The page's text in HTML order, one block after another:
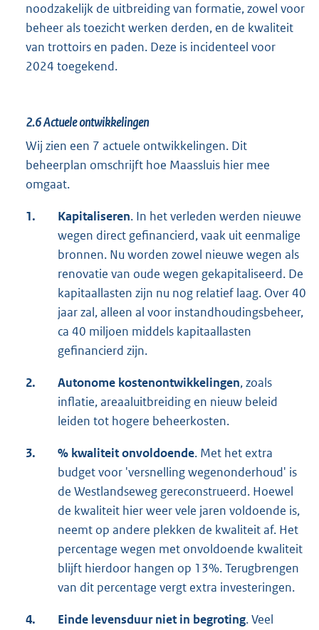
noodzakelijk de uitbreiding van formatie, zowel voor
beheer als toezicht werken derden, en de kwaliteit
van trottoirs en paden. Deze is incidenteel voor
2024 toegekend.
2.6Actuele ontwikkelingen
Wij zien een 7 actuele ontwikkelingen. Dit
beheerplan omschrijft hoe Maassluis hier mee
omgaat.
1. Kapitaliseren. In het verleden werden nieuwe
wegen direct gefinancierd, vaak uit eenmalige
bronnen. Nu worden zowel nieuwe wegen als
renovatie van oude wegen gekapitaliseerd. De
kapitaallasten zijn nu nog relatief laag. Over 40
jaar zal, alleen al voor instandhoudingsbeheer,
ca 40 miljoen middels kapitaallasten
gefinancierd zijn.
2. Autonome kostenontwikkelingen, zoals
inflatie, areaaluitbreiding en nieuw beleid
leiden tot hogere beheerkosten.
3. % kwaliteit onvoldoende. Met het extra
budget voor 'versnelling wegenonderhoud' is
de Westlandseweg gereconstrueerd. Hoewel
de kwaliteit hier weer vele jaren voldoende is,
neemt op andere plekken de kwaliteit af. Het
percentage wegen met onvoldoende kwaliteit
blijft hierdoor hangen op 13%. Terugbrengen
van dit percentage vergt extra investeringen.
4. Einde levensduur niet in begroting. Veel